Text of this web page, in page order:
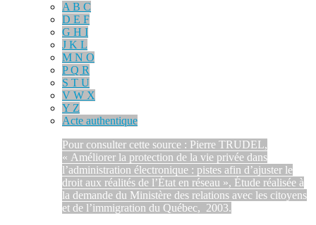
A B C
D E F
G H I
J K L
M N O
P Q R
S T U
V W X
Y Z
Acte authentique
Pour consulter cette source : Pierre TRUDEL,
« Améliorer la protection de la vie privée dans
l’administration électronique : pistes afin d’ajuster le
droit aux réalités de l’État en réseau », Étude réalisée à
la demande du Ministère des relations avec les citoyens
et de l’immigration du Québec, 2003.